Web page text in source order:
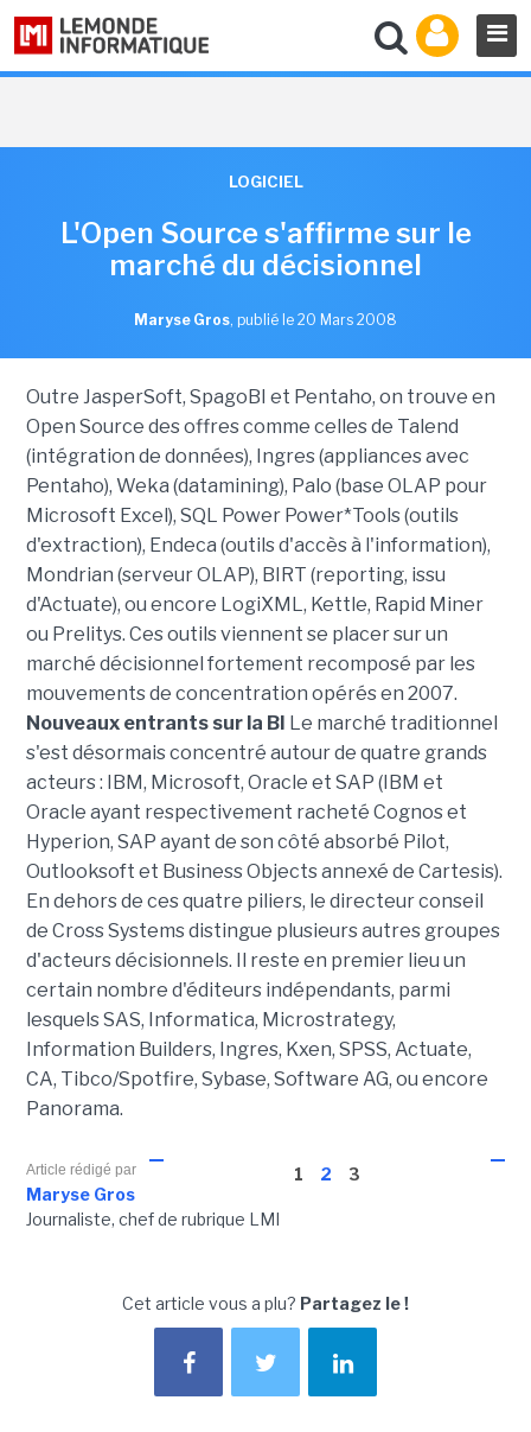
LOGICIEL
L'Open Source s'affirme sur le
marché du décisionnel
Maryse Gros, publié le 20 Mars 2008
Outre JasperSoft, SpagoBI et Pentaho, on trouve en
Open Source des offres comme celles de Talend
(intégration de données), Ingres (appliances avec
Pentaho), Weka (datamining), Palo (base OLAP pour
Microsoft Excel), SQL Power Power*Tools (outils
d'extraction), Endeca (outils d'accès à l'information),
Mondrian (serveur OLAP), BIRT (reporting, issu
d'Actuate), ou encore LogiXML, Kettle, Rapid Miner
ou Prelitys. Ces outils viennent se placer sur un
marché décisionnel fortement recomposé par les
mouvements de concentration opérés en 2007.
Nouveaux entrants sur la BI Le marché traditionnel
s'est désormais concentré autour de quatre grands
acteurs : IBM, Microsoft, Oracle et SAP (IBM et
Oracle ayant respectivement racheté Cognos et
Hyperion, SAP ayant de son côté absorbé Pilot,
Outlooksoft et Business Objects annexé de Cartesis).
En dehors de ces quatre piliers, le directeur conseil
de Cross Systems distingue plusieurs autres groupes
d'acteurs décisionnels. Il reste en premier lieu un
certain nombre d'éditeurs indépendants, parmi
lesquels SAS, Informatica, Microstrategy,
Information Builders, Ingres, Kxen, SPSS, Actuate,
CA, Tibco/Spotfire, Sybase, Software AG, ou encore
Panorama.
1 2 3
Article rédigé par
Maryse Gros
Journaliste, chef de rubrique LMI
Cet article vous a plu? Partagez le !